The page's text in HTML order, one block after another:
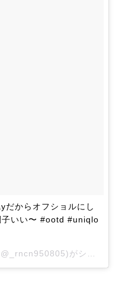
だからオフショルにし
子いい〜 #ootd #uniqlo